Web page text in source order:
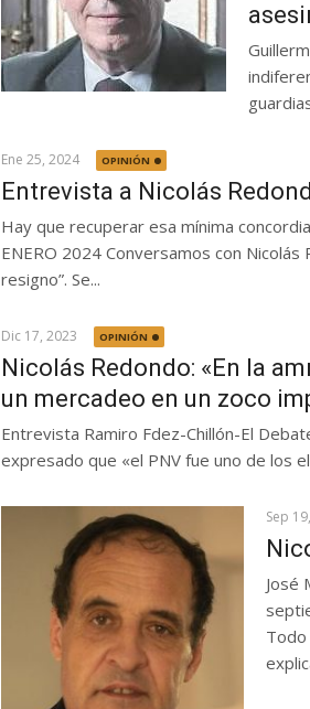
Ene 25, 2024 OPINIÓN
Entrevista a Nicolás
Hay que recuperar esa mínima
ENERO 2024 Conversamos con
resigno”. Se...
Dic 17, 2023 OPINIÓN
Nicolás Redondo: «En la
un mercadeo en un zoco
Entrevista Ramiro Fdez-Chillón-El
expresado que «el PNV fue uno de los
Sep
José
Todo